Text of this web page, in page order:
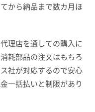
から納品まで数カ月ほ
理店を通しての購入に
耗部品の注文はもちろ
社が対応するので安心
一括払いと制限があり